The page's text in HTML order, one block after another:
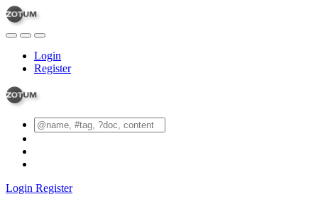
Login
Register
Login Register